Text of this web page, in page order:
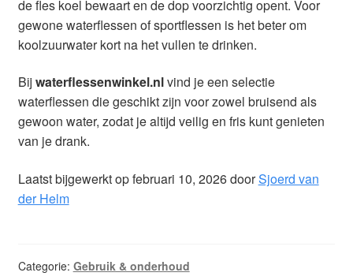
de fles koel bewaart en de dop voorzichtig opent. Voor
gewone waterflessen of sportflessen is het beter om
koolzuurwater kort na het vullen te drinken.
Bijwaterflessenwinkel.nlvind je een selectie
waterflessen die geschikt zijn voor zowel bruisend als
gewoon water, zodat je altijd veilig en fris kunt genieten
van je drank.
Laatst bijgewerkt op februari 10, 2026 doorSjoerd van
der Helm
Categorie: Gebruik & onderhoud